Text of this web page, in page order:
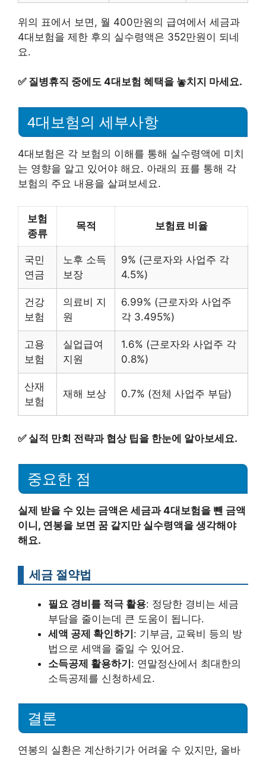
위의 표에서 보면, 월 400만원의 급여에서 세금과
4대보험을 제한 후의 실수령액은 352만원이 되네
요.
✅ 질병휴직 중에도 4대보험 혜택을 놓치지 마세요.
4대보험의 세부사항
4대보험은 각 보험의 이해를 통해 실수령액에 미치
는 영향을 알고 있어야 해요. 아래의 표를 통해 각
보험의 주요 내용을 살펴보세요.
보험
종류
목적 보험료 비율
국민
연금
노후 소득
보장
9% (근로자와 사업주 각
4.5%)
건강
보험
의료비 지
원
6.99% (근로자와 사업주
각 3.495%)
고용
보험
실업급여
지원
1.6% (근로자와 사업주 각
0.8%)
산재
보험
재해 보상 0.7% (전체 사업주 부담)
✅ 실적 만회 전략과 협상 팁을 한눈에 알아보세요.
중요한 점
실제 받을 수 있는 금액은 세금과 4대보험을 뺀 금액
이니, 연봉을 보면 꿈 같지만 실수령액을 생각해야
해요.
세금 절약법
필요 경비를 적극 활용: 정당한 경비는 세금
부담을 줄이는데 큰 도움이 됩니다.
세액 공제 확인하기: 기부금, 교육비 등의 방
법으로 세액을 줄일 수 있어요.
소득공제 활용하기: 연말정산에서 최대한의
소득공제를 신청하세요.
결론
연봉의 실환은 계산하기가 어려울 수 있지만, 올바